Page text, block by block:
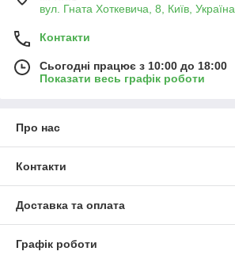
вул. Гната Хоткевича, 8, Київ, Україна
Контакти
Сьогодні працює з 10:00 до 18:00
Показати весь графік роботи
Про нас
Контакти
Доставка та оплата
Графік роботи